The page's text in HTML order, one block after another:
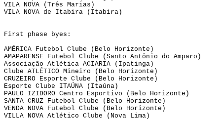
VILA NOVA (Três Marias )
VILA NOVA de Itabira (Itabira)
First phase byes :
AMÉRICA Futebol Clube (Belo Horizonte)
AMAPARENSE Futebol Clube (Santo Antônio do Amparo)
Associação Atlética ACIARIA (Ipatinga)
Clube ATLÉTICO Mineiro (Belo Horizonte)
CRUZEIRO Esporte Clube (Belo Horizonte)
Esporte Clube ITAÚNA ( Itaúna )
PAULO IZIDORO Centro Esportivo (Belo Horizonte)
SANTA CRUZ Futebol Clube (Belo Horizonte)
VENDA NOVA Futebol Clube (Belo Horizonte)
VILLA NOVA Atlético Clube (Nova Lima)